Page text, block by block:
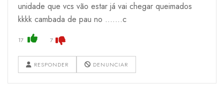
unidade que vcs vão estar já vai chegar queimados
kkkk cambada de pau no .......c
17 7
RESPONDER DENUNCIAR